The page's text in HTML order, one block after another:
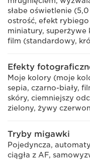
słabe oświetlenie
ostrość, efekt
miniatury,
film (standardowy,
Efekty
Moje kolory (moje
sepia, czarno-biały,
skóry, ciemniejszy
zielony, żywy
Tryby migawki
Pojedyncza,
ciągła z AF,